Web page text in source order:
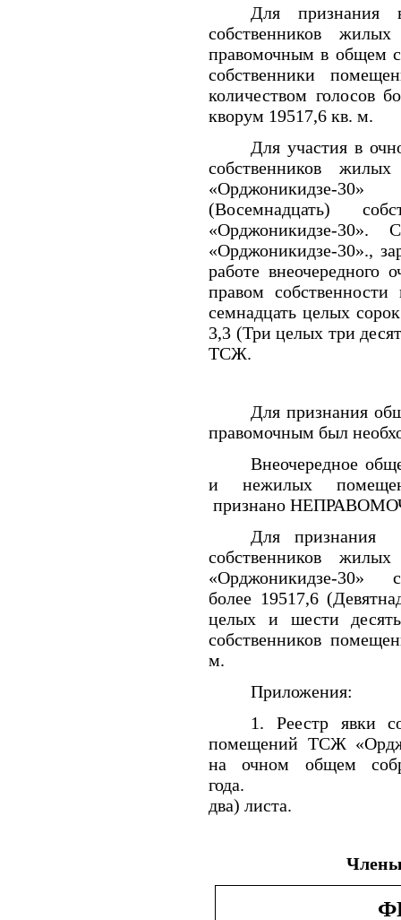
Для признания
собственников
правомочным в общем
собственники
количеством голосов
кворум 19517,6 кв. м.
Для участия в
собственников
«Орджоникидзе-
(Восемнадцать)
«Орджоникидзе-
«Орджоникидзе-30».,
работе внеочередного
правом
семнадцать целых
3,3 (Три целых три
ТСЖ.
Для признания
правомочным был
Внеочередное
и нежилых
признано
Для признания
собственников
«Орджоникидзе-30»
более 19517,6
целых и шести
собственников
м.
Приложения:
1. Реестр явки
помещений ТСЖ
на очном общем
года.
два) листа.